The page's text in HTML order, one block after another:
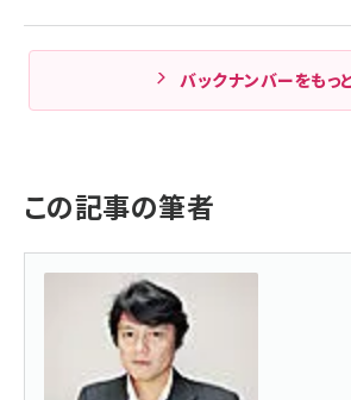
バックナンバーをもっ
この記事の筆者